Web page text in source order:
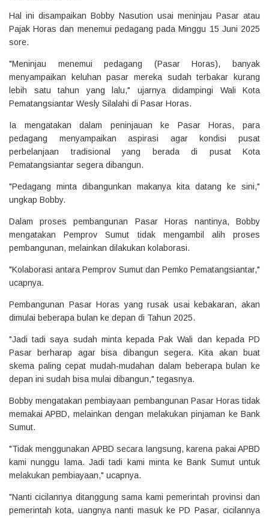
Hal ini disampaikan Bobby Nasution usai meninjau Pasar atau
Pajak Horas dan menemui pedagang pada Minggu 15 Juni 2025
sore.
"Meninjau menemui pedagang (Pasar Horas), banyak
menyampaikan keluhan pasar mereka sudah terbakar kurang
lebih satu tahun yang lalu," ujarnya didampingi Wali Kota
Pematangsiantar Wesly Silalahi di Pasar Horas.
Ia mengatakan dalam peninjauan ke Pasar Horas, para
pedagang menyampaikan aspirasi agar kondisi pusat
perbelanjaan tradisional yang berada di pusat Kota
Pematangsiantar segera dibangun.
"Pedagang minta dibangunkan makanya kita datang ke sini,"
ungkap Bobby.
Dalam proses pembangunan Pasar Horas nantinya, Bobby
mengatakan Pemprov Sumut tidak mengambil alih proses
pembangunan, melainkan dilakukan kolaborasi.
"Kolaborasi antara Pemprov Sumut dan Pemko Pematangsiantar,"
ucapnya.
Pembangunan Pasar Horas yang rusak usai kebakaran, akan
dimulai beberapa bulan ke depan di Tahun 2025.
"Jadi tadi saya sudah minta kepada Pak Wali dan kepada PD
Pasar berharap agar bisa dibangun segera. Kita akan buat
skema paling cepat mudah-mudahan dalam beberapa bulan ke
depan ini sudah bisa mulai dibangun," tegasnya.
Bobby mengatakan pembiayaan pembangunan Pasar Horas tidak
memakai APBD, melainkan dengan melakukan pinjaman ke Bank
Sumut.
"Tidak menggunakan APBD secara langsung, karena pakai APBD
kami nunggu lama. Jadi tadi kami minta ke Bank Sumut untuk
melakukan pembiayaan," ucapnya.
"Nanti cicilannya ditanggung sama kami pemerintah provinsi dan
pemerintah kota, uangnya nanti masuk ke PD Pasar, cicilannya